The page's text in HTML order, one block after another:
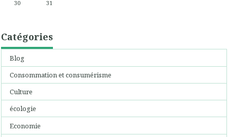
30
31
Catégories
Blog
Consommation et consumérisme
Culture
écologie
Economie